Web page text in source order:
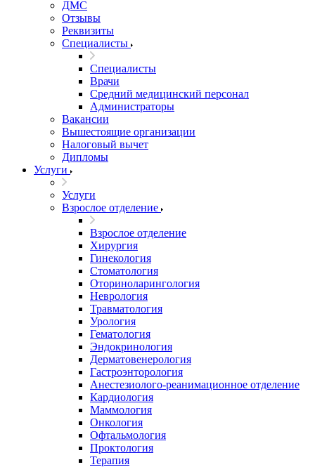
ДМС
Отзывы
Реквизиты
Специалисты
Специалисты
Врачи
Средний медицинский персонал
Администраторы
Вакансии
Вышестоящие организации
Налоговый вычет
Дипломы
Услуги
Услуги
Взрослое отделение
Взрослое отделение
Хирургия
Гинекология
Стоматология
Оториноларингология
Неврология
Травматология
Урология
Гематология
Эндокринология
Дерматовенерология
Гастроэнторология
Анестезиолого-реанимационное отделение
Кардиология
Маммология
Онкология
Офтальмология
Проктология
Терапия